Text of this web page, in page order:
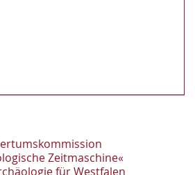
Zeitmaschine«
für Westfalen